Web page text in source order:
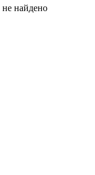
найдено